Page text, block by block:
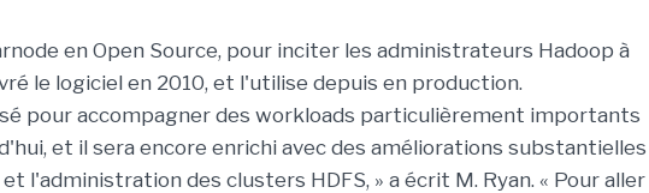
en Open Source, pour inciter les administrateurs Hadoop à
le logiciel en 2010, et l'utilise depuis en production.
pour accompagner des workloads particulièrement importants
et il sera encore enrichi avec des améliorations substantielles
l'administration des clusters HDFS, » a écrit M. Ryan. « Pour aller